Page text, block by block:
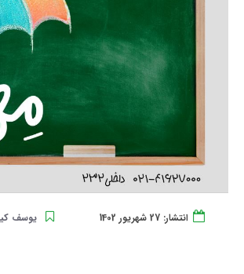
انتشار: 27 شهریور 1402 یوسف